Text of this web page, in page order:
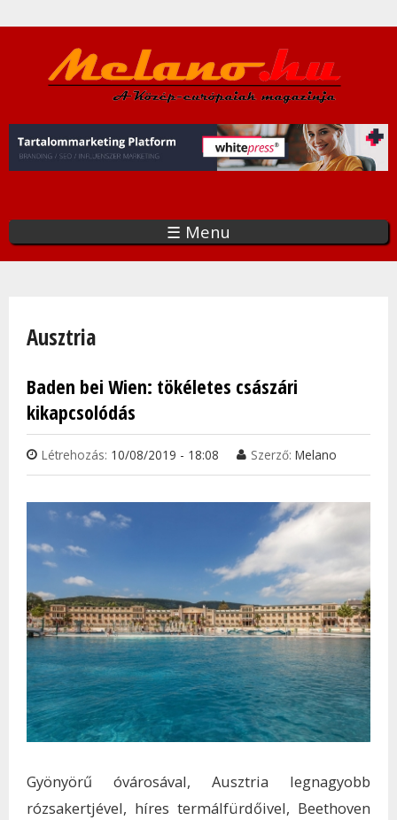
a
tartalomra
☰ Menu
Ausztria
Baden bei Wien: tökéletes császári
kikapcsolódás
Létrehozás: 10/08/2019 - 18:08 Szerző: Melano
Gyönyörű óvárosával, Ausztria legnagyobb
rózsakertjével, híres termálfürdőivel, Beethoven